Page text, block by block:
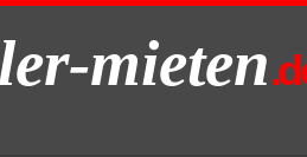
mieten